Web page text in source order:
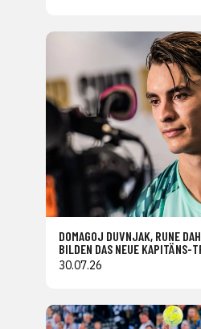
DOMAGOJ DUVNJAK, RUNE
BILDEN DAS NEUE KAPITÄNS-
30.07.26